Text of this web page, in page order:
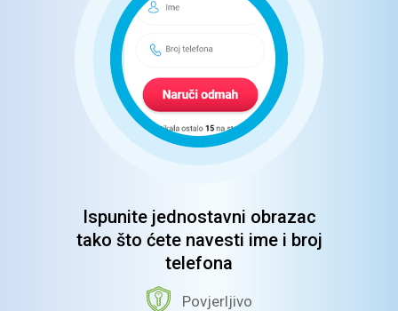
Ispunite jednostavni obrazac
tako što ćete navesti ime i broj
telefona
Povjerljivo